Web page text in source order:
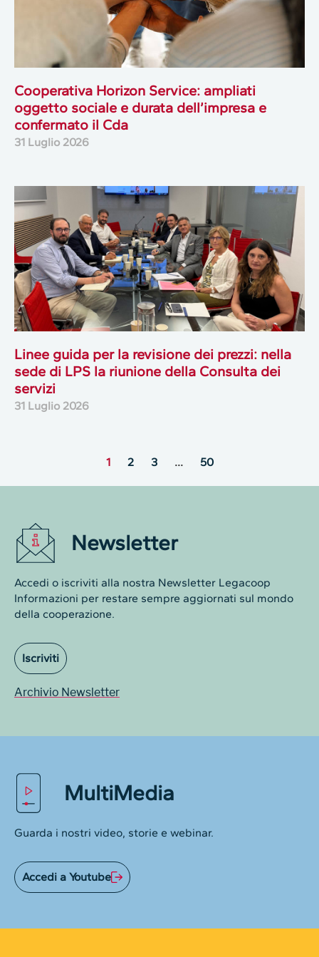
Cooperativa Horizon Service: ampliati
oggetto sociale e durata dell’impresa e
confermato il Cda
31 Luglio 2026
Linee guida per la revisione dei prezzi: nella
sede di LPS la riunione della Consulta dei
servizi
31 Luglio 2026
1 2 3 … 50
Newsletter
Accedi o iscriviti alla nostra Newsletter Legacoop
Informazioni per restare sempre aggiornati sul mondo
della cooperazione.
Iscriviti
Archivio Newsletter
MultiMedia
Guarda i nostri video, storie e webinar.
Accedi a Youtube